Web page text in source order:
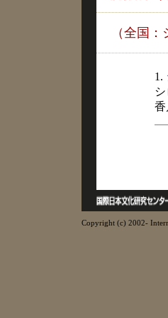
（全国：
1.
香
Copyright (c) 2002-